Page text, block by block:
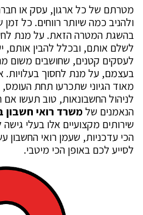
מטרתם של כל ארגון, עסק או
ולהניב כמה שיותר רווחים. כל
בהשגת המטרה הזאת. על מנת
לשלם אותם, ובכלל להבין אותם,
לעסקים קטנים, שחושבים משום
בעצמם, על מנת לחסוך בעלויות.
מאוד הגיוני שתכרעו תחת
לניהול החשבונאות, טוב תעשו
הנאמנים שלמשרד רואי
שירותים מקצועיים אלו בעלי
הכי עדכניות, שעמן רואי החשבון
לסייע לכם באופן הכי מיטבי.